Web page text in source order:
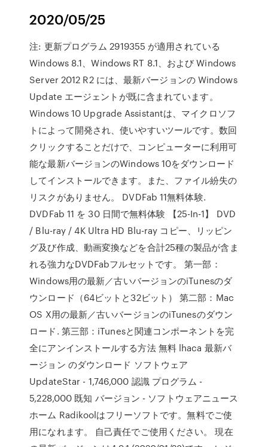
2020/05/25
注: 更新プログラム 2919355 が適用されている
Windows 8.1、Windows RT 8.1、および Windows
Server 2012 R2 には、最新バージョンの Windows
Update エージェントが既に含まれています。
Windows 10 Upgrade Assistantは、マイクロソフ
トによって開発され、使いやすいツールです。数回
クリックすることだけで、コンピューターに利用可
能な最新バージョンのWindows 10をダウンロード
してインストールできます。また、ファイル紛失の
リスクがありません。 DVDFab 11無料体験.
DVDFab 11 を 30 日間で無料体験 【25-In-1】 DVD
/ Blu-ray / 4K Ultra HD Blu-ray コピー、リッピン
グ及び作成、動画変換などを合計25種の製品が含ま
れる強力なDVDFabフルセットです。 第一部：
Windows用の最新／古いバージョンのiTunesのダ
ウンロード（64ビットと32ビット） 第二部：Mac
OS X用の最新／古いバージョンのiTunesのダウン
ロード. 第三部：iTunesと関連コンポーネントを完
全にアンインストールする方法 無料 lhaca 最新バ
ージョン のダウンロード ソフトウェア
UpdateStar - 1,746,000 認識 プログラム -
5,228,000 既知 バージョン - ソフトウェアニュース
ホーム Radikoolはフリーソフトです。無料でご使
用になれます。 自己責任でご使用ください。 現在